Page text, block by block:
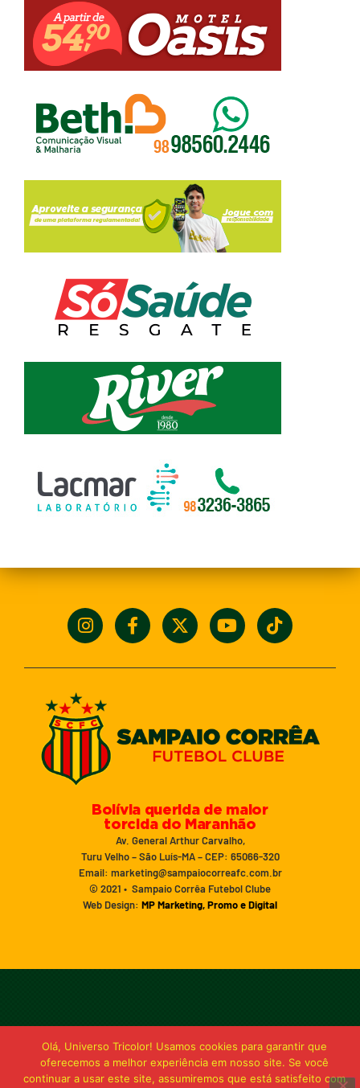
Bolívia querida de maior
torcida do Maranhão
Av. General Arthur Carvalho,
Turu Velho – São Luís-MA – CEP: 65066-320
Email: marketing@sampaiocorreafc.com.br
© 2021 • Sampaio Corrêa Futebol Clube
Web Design: MP Marketing, Promo e Digital
Olá, Universo Tricolor! Usamos cookies para garantir que
oferecemos a melhor experiência em nosso site. Se você
continuar a usar este site, assumiremos que está satisfeito com